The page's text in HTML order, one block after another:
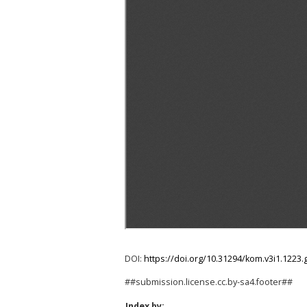
DOI: https://doi.org/10.31294/
##submission.license.cc.by-sa4.footer##